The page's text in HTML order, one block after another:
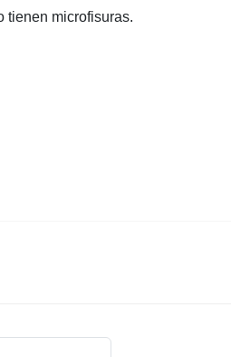
tienen microfisuras.